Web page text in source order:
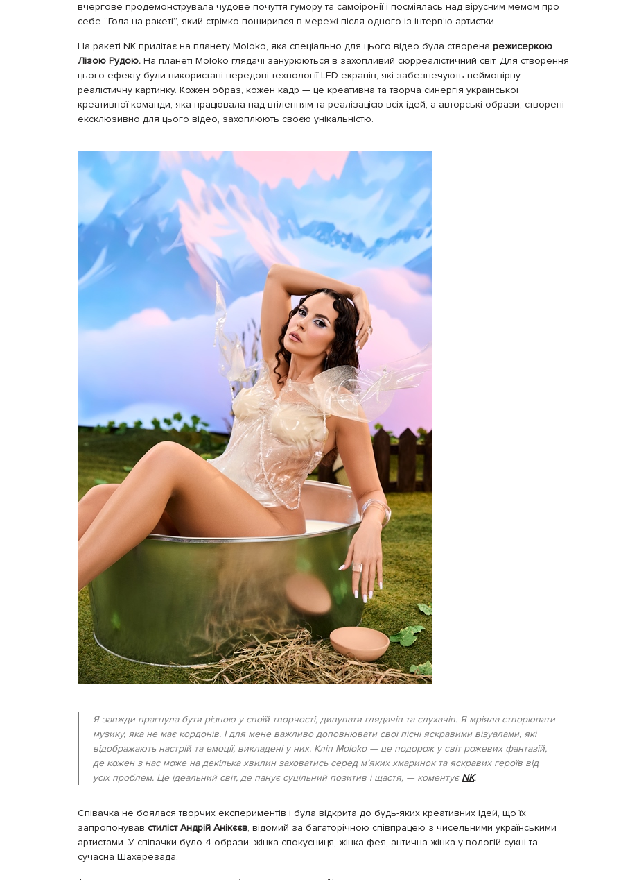
вчергове продемонструвала чудове почуття гумору та самоіронії і посміялась над вірусним мемом про
себе “Гола на ракеті”, який стрімко поширився в мережі після одного із інтерв’ю артистки.
На ракеті NK прилітає на планету Moloko, яка спеціально для цього відео була створена режисеркою
Лізою Рудою. На планеті Moloko глядачі занурюються в захопливий сюрреалістичний світ. Для створення
цього ефекту були використані передові технології LED екранів, які забезпечують неймовірну
реалістичну картинку. Кожен образ, кожен кадр — це креативна та творча синергія української
креативної команди, яка працювала над втіленням та реалізацією всіх ідей, а авторські образи, створені
ексклюзивно для цього відео, захоплюють своєю унікальністю.
Я завжди прагнула бути різною у своїй творчості, дивувати глядачів та слухачів. Я мріяла створювати
музику, яка не має кордонів. І для мене важливо доповнювати свої пісні яскравими візуалами, які
відображають настрій та емоції, викладені у них. Кліп Moloko — це подорож у світ рожевих фантазій,
де кожен з нас може на декілька хвилин заховатись серед мʼяких хмаринок та яскравих героїв від
усіх проблем. Це ідеальний світ, де панує суцільний позитив і щастя, — коментує NK.
Співачка не боялася творчих експериментів і була відкрита до будь-яких креативних ідей, що їх
запропонував стиліст Андрій Анікєєв, відомий за багаторічною співпрацею з чисельними українськими
артистами. У співачки було 4 образи: жінка-спокусниця, жінка-фея, антична жінка у вологій сукні та
сучасна Шахерезада.